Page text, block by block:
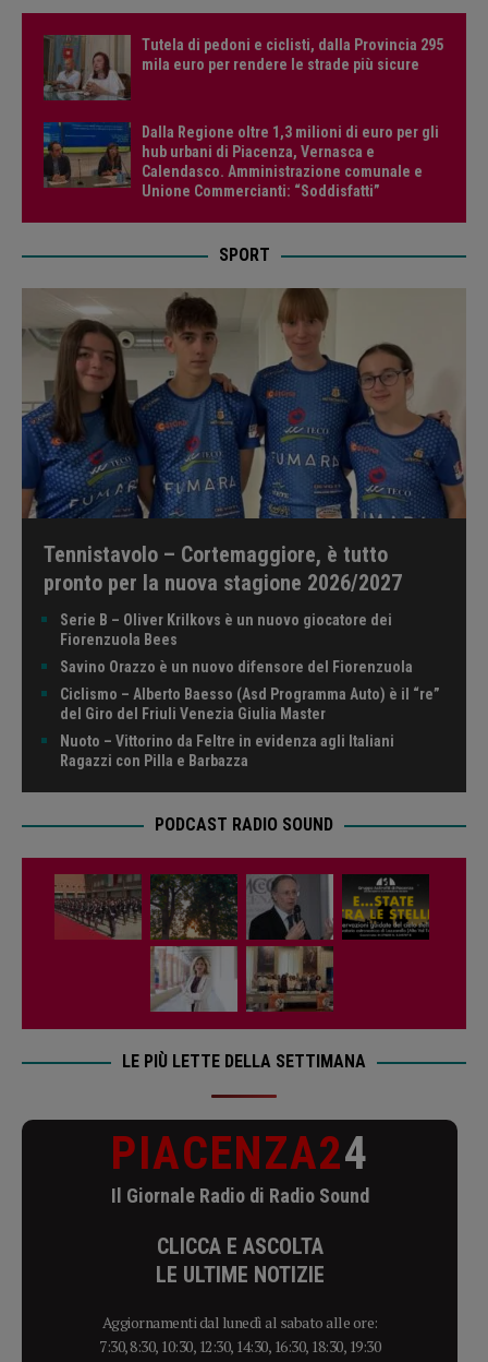
Tutela di pedoni e ciclisti, dalla Provincia 295
mila euro per rendere le strade più sicure
Dalla Regione oltre 1,3 milioni di euro per gli
hub urbani di Piacenza, Vernasca e
Calendasco. Amministrazione comunale e
Unione Commercianti: “Soddisfatti”
SPORT
Tennistavolo – Cortemaggiore, è tutto
pronto per la nuova stagione 2026/2027
Serie B – Oliver Krilkovs è un nuovo giocatore dei
Fiorenzuola Bees
Savino Orazzo è un nuovo difensore del Fiorenzuola
Ciclismo – Alberto Baesso (Asd Programma Auto) è il “re”
del Giro del Friuli Venezia Giulia Master
Nuoto – Vittorino da Feltre in evidenza agli Italiani
Ragazzi con Pilla e Barbazza
PODCAST RADIO SOUND
LE PIÙ LETTE DELLA SETTIMANA
PIACENZA24
Il Giornale Radio di Radio Sound
CLICCA E ASCOLTA
LE ULTIME NOTIZIE
Aggiornamenti dal lunedì al sabato alle ore:
7:30, 8:30, 10:30, 12:30, 14:30, 16:30, 18:30, 19:30